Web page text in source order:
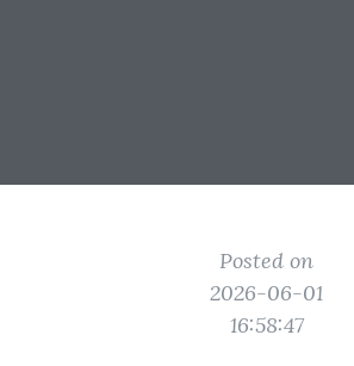
Posted on
2026-06-01
16:58:47